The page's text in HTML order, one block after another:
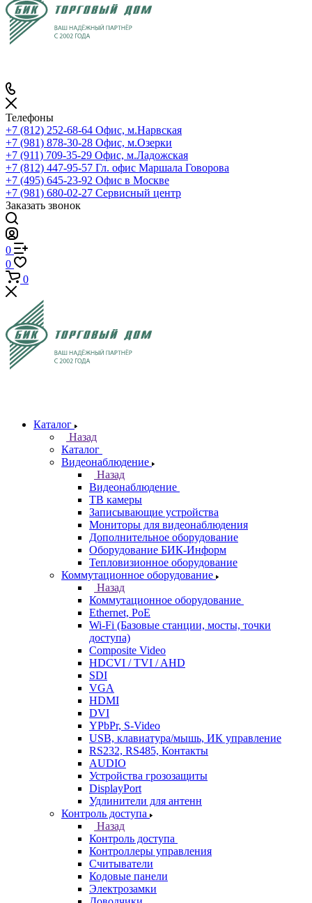
Телефоны
+7 (812) 252-68-64 Офис, м.Нарвская
+7 (981) 878-30-28 Офис, м.Озерки
+7 (911) 709-35-29 Офис, м.Ладожская
+7 (812) 447-95-57 Гл. офис Маршала Говорова
+7 (495) 645-23-92 Офис в Москве
+7 (981) 680-02-27 Сервисный центр
Заказать звонок
0
0
0
Каталог
Назад
Каталог
Видеонаблюдение
Назад
Видеонаблюдение
ТВ камеры
Записывающие устройства
Мониторы для видеонаблюдения
Дополнительное оборудование
Оборудование БИК-Информ
Тепловизионное оборудование
Коммутационное оборудование
Назад
Коммутационное оборудование
Ethernet, PoE
Wi-Fi (Базовые станции, мосты, точки
доступа)
Composite Video
HDCVI / TVI / AHD
SDI
VGA
HDMI
DVI
YPbPr, S-Video
USB, клавиатура/мышь, ИК управление
RS232, RS485, Контакты
AUDIO
Устройства грозозащиты
DisplayPort
Удлинители для антенн
Контроль доступа
Назад
Контроль доступа
Контроллеры управления
Считыватели
Кодовые панели
Электрозамки